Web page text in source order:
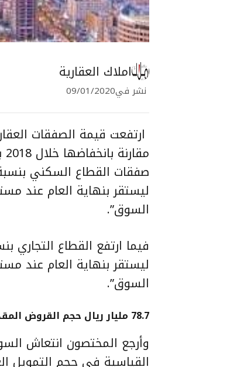
املاك العقارية
نشر في09/01/2020
السوق”.
السوق”.
78.7 مليار ريال حجم القروض المقدمة للأفراد
وأرجع المختصون انتعاش